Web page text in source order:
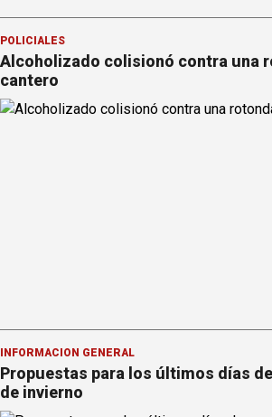
POLICIALES
Alcoholizado colisionó contra una
cantero
INFORMACION GENERAL
Propuestas para los últimos días
de invierno